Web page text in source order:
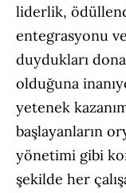
liderlik,
entegrasyonu
duydukları
olduğuna
yetenek
başlayanların
yönetimi gibi
şekilde her